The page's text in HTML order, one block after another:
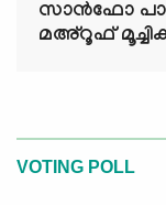
സാൻഫോ
മഅ്റൂഫ്
VOTING POLL